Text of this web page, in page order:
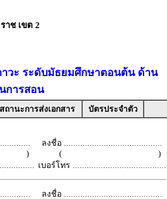
าช เขต 2
าวะ ระดับมัธยมศึกษาตอนต้น ด้าน
การสอน
สถานะการส่งเอกสาร บัตรประจำตัว
ลงชื่อ ..........................................
( )
เบอร์โทร ........................................
ลงชื่อ ..........................................